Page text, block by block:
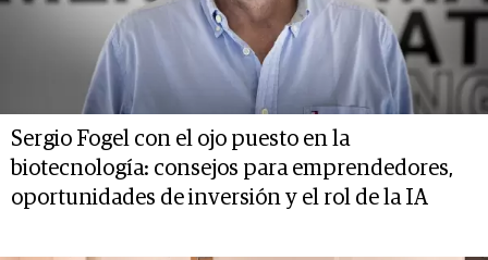
Sergio Fogel con el ojo puesto en la
biotecnología: consejos para emprendedores,
oportunidades de inversión y el rol de la IA